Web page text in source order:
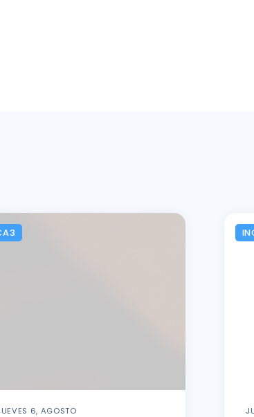
6, AGOSTO